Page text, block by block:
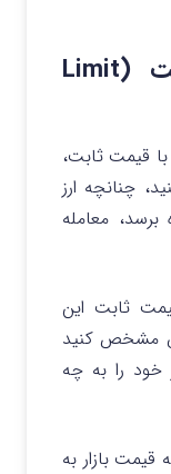
۱. سفارش با قیمت ثابت (Limit
قیمت ثابت،
چنانچه ارز
معامله
ثابت این
مشخص کنید
خود را به چه
قیمت بازار به